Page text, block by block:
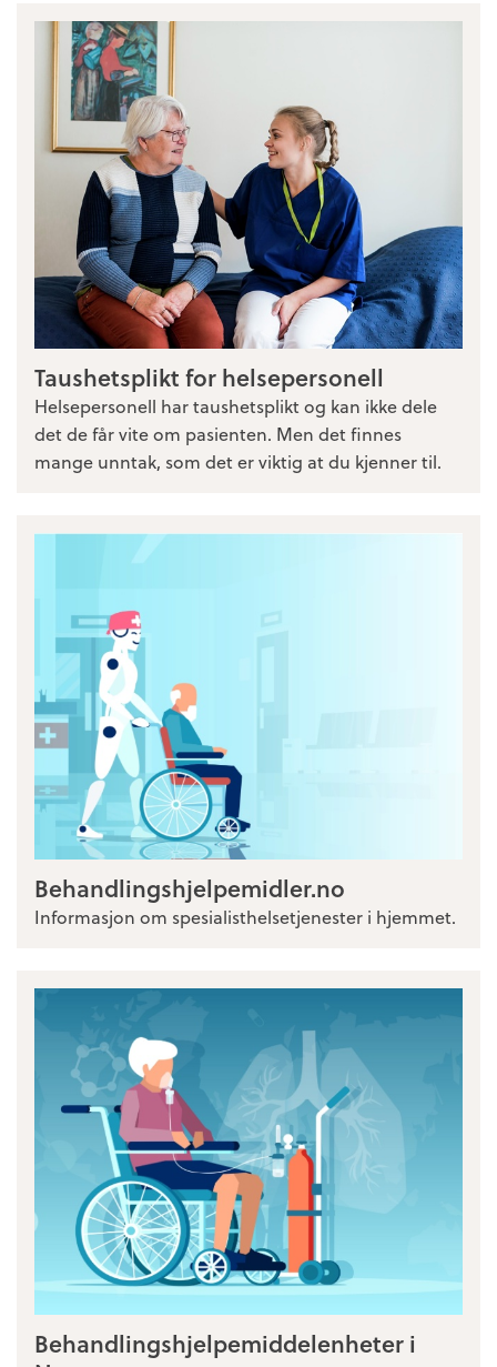
Taushetsplikt for helsepersonell
Helsepersonell har taushetsplikt og kan ikke dele
det de får vite om pasienten. Men det finnes
mange unntak, som det er viktig at du kjenner til.
Behandlingshjelpemidler.no
Informasjon om spesialisthelsetjenester i hjemmet.
Behandlingshjelpemiddelenheter i